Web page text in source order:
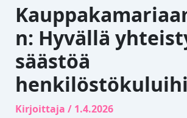
n: Hyvällä
säästöä
Kirjoittaja / 1.4.2026